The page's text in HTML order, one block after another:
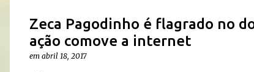
Zeca Pagodinho é flagrado no
ação comove a internet
em abril 18, 2017